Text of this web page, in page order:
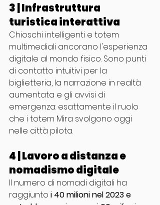
3 | Infrastruttura
turistica interattiva
Chioschi intelligenti e totem
multimediali ancorano l'esperienza
digitale al mondo fisico. Sono punti
di contatto intuitivi per la
biglietteria, la narrazione in realtà
aumentata e gli avvisi di
emergenza: esattamente il ruolo
che i totem Mira svolgono oggi
nelle città pilota.
4 | Lavoro a distanza e
nomadismo digitale
Il numero di nomadi digitali ha
raggiunto i 40 milioni nel 2023 e